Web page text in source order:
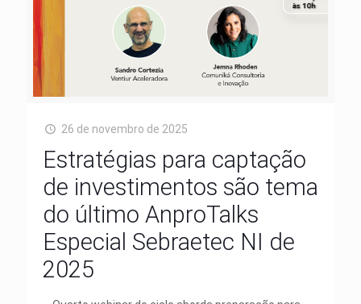
26 de novembro de 2025
Estratégias para captação
de investimentos são tema
do último AnproTalks
Especial Sebraetec NI de
2025